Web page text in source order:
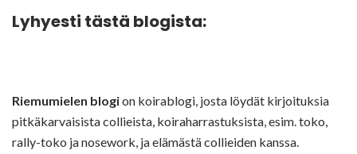
Lyhyesti tästä blogista:
Riemumielen blogion koirablogi, josta löydät kirjoituksia
pitkäkarvaisista collieista, koiraharrastuksista, esim. toko,
rally-toko ja nosework, ja elämästä collieiden kanssa.